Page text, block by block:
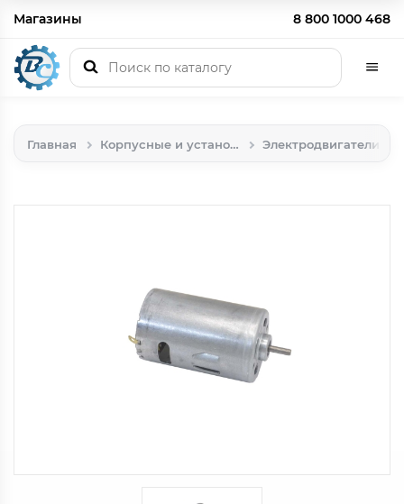
Магазины 8 800 1000 468
Главная Корпусные и установочные изделия